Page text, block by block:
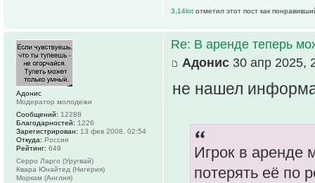
3,14lot отметил этот пост как
Re: В аренде теперь
Адонис 30 апр 2025,
не нашел
Игрок в аренде
потерять её по
Адонис
Модератор молодежи
Сообщений: 12288
Благодарностей: 1226
Зарегистрирован: 13 фев 2008, 02:54
Откуда: Россия
Рейтинг: 649
Серро Ларго (Уругвай)
Квара Юнайтед (Нигерия)
Моркам (Англия)